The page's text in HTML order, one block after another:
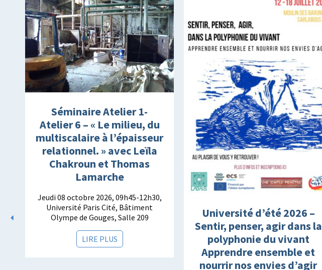
Séminaire Atelier 1-
Atelier 6 – « Le milieu, du
multiscalaire à l’épaisseur
relationnel. » avec Leïla
Chakroun et Thomas
Lamarche
Jeudi 08 octobre 2026, 09h45-12h30,
Université Paris Cité, Bâtiment
Olympe de Gouges, Salle 209
LIRE PLUS
Université d’été 2026 –
Sentir, penser, agir dans la
polyphonie du vivant
Apprendre ensemble et
nourrir nos envies d’agir